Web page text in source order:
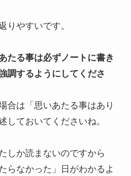
りやすいです。
たる事は必ずノートに書き
調するようにしてくださ
合は「思いあたる事はあり
しておいてくださいね。
しか読まないのですから
らなかった」日がわかるよ